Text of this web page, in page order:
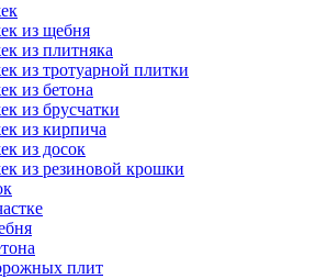
из щебня
из плитняка
из тротуарной плитки
из бетона
из брусчатки
из кирпича
из досок
из резиновой крошки
плит